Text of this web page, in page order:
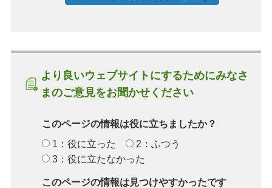
より良いウェブサイトにするためにみなさ
まのご意見をお聞かせください
このページの情報は役に立ちましたか？
1：役に立った
2：ふつう
3：役に立たなかった
このページの情報は見つけやすかったです